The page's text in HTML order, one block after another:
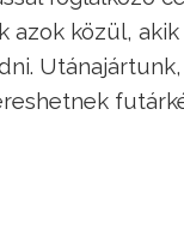
azok közül,